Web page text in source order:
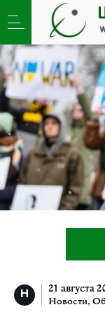
Все
21 августа
Новости,